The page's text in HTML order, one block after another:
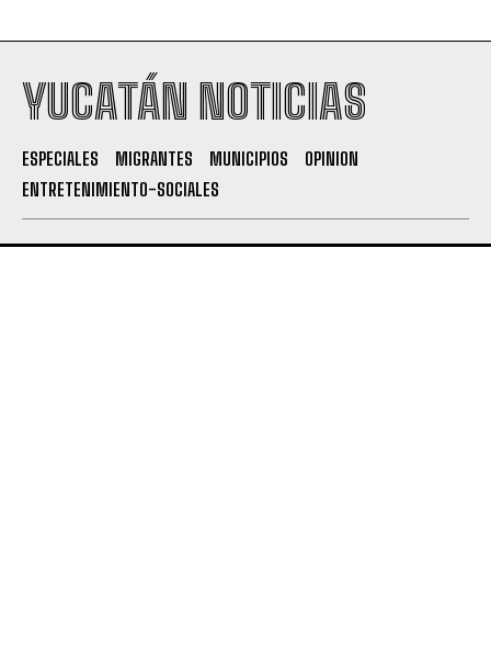
YUCATÁN NOTICIAS
ESPECIALES MIGRANTES MUNICIPIOS
OPINION
ENTRETENIMIENTO-SOCIALES